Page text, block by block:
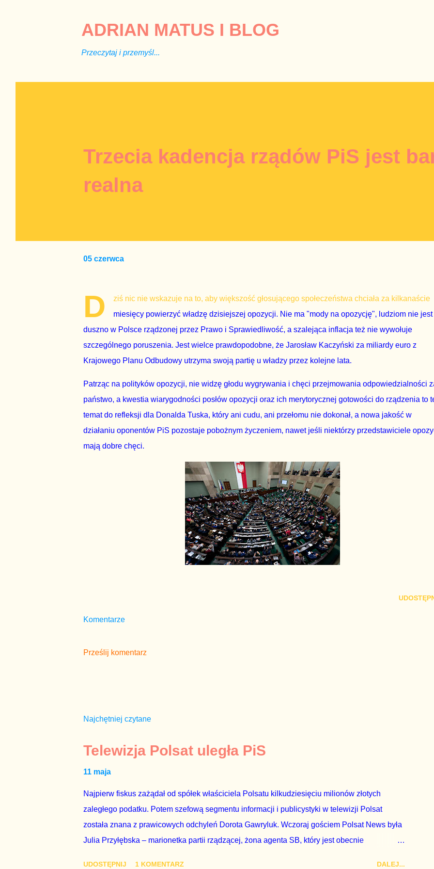
ADRIAN MATUS I BLOG
Przeczytaj i przemyśl...
Trzecia kadencja rządów PiS jest
realna
05 czerwca
D
ziś nic nie wskazuje na to, aby większość głosującego społeczeństwa chciała za kilkanaście
miesięcy powierzyć władzę dzisiejszej opozycji. Nie ma "mody na opozycję", ludziom nie jest
duszno w Polsce rządzonej przez Prawo i Sprawiedliwość, a szalejąca inflacja też nie wywołuje
szczególnego poruszenia. Jest wielce prawdopodobne, że Jarosław Kaczyński za miliardy euro z
Krajowego Planu Odbudowy utrzyma swoją partię u władzy przez kolejne lata.
Patrząc na polityków opozycji, nie widzę głodu wygrywania i chęci przejmowania odpowiedzialności
państwo, a kwestia wiarygodności posłów opozycji oraz ich merytorycznej gotowości do rządzenia to
temat do refleksji dla Donalda Tuska, który ani cudu, ani przełomu nie dokonał, a nowa jakość w
działaniu oponentów PiS pozostaje pobożnym życzeniem, nawet jeśli niektórzy przedstawiciele
mają dobre chęci.
Komentarze
Prześlij komentarz
Najchętniej czytane
Telewizja Polsat uległa PiS
11 maja
Najpierw fiskus zażądał od spółek właściciela Polsatu kilkudziesięciu milionów złotych
zaległego podatku. Potem szefową segmentu informacji i publicystyki w telewizji Polsat
została znana z prawicowych odchyleń Dorota Gawryluk. Wczoraj gościem Polsat News była
Julia Przyłębska – marionetka partii rządzącej, żona agenta SB, który jest obecnie
UDOSTĘPNIJ 1 KOMENTARZ DALEJ...